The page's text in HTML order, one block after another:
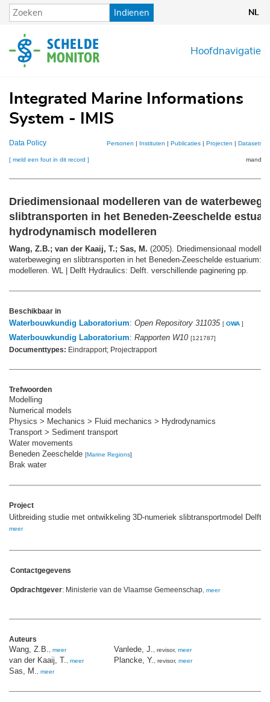
Overslaan
en
de
inhoud
Indienen NL
Hoofdnavigatie
Integrated Marine Informations
System - IMIS
Data Policy Personen | Instituten | Publicaties| Projecten | Datasets
[ meld een fout in dit record ] mandje
Driedimensionaal modelleren van de
slibtransporten in het Beneden-Zeeschelde
hydrodynamisch modelleren
Wang, Z.B.; van der Kaaij, T.; Sas, M. (2005). Driedimensionaal
waterbeweging en slibtransporten in het Beneden-Zeeschelde estuarium:
modelleren. WL | Delft Hydraulics: Delft. verschillende paginering pp.
Beschikbaar in
Waterbouwkundig Laboratorium: Open Repository 311035 [ OWA ]
Waterbouwkundig Laboratorium: Rapporten W10 [121787]
Documenttypes: Eindrapport; Projectrapport
Trefwoorden
Modelling
Numerical models
Physics > Mechanics > Fluid mechanics > Hydrodynamics
Transport > Sediment transport
Water movements
Beneden Zeeschelde [Marine Regions]
Brak water
Project
Uitbreiding studie met ontwikkeling 3D-numeriek slibtransportmodel
meer
Contactgegevens
Opdrachtgever: Ministerie van de Vlaamse Gemeenschap meer
Auteurs
Wang, Z.B. meer
van der Kaaij, T. meer
Sas, M. meer
Vanlede, J. , revisor, meer
Plancke, Y. , revisor, meer